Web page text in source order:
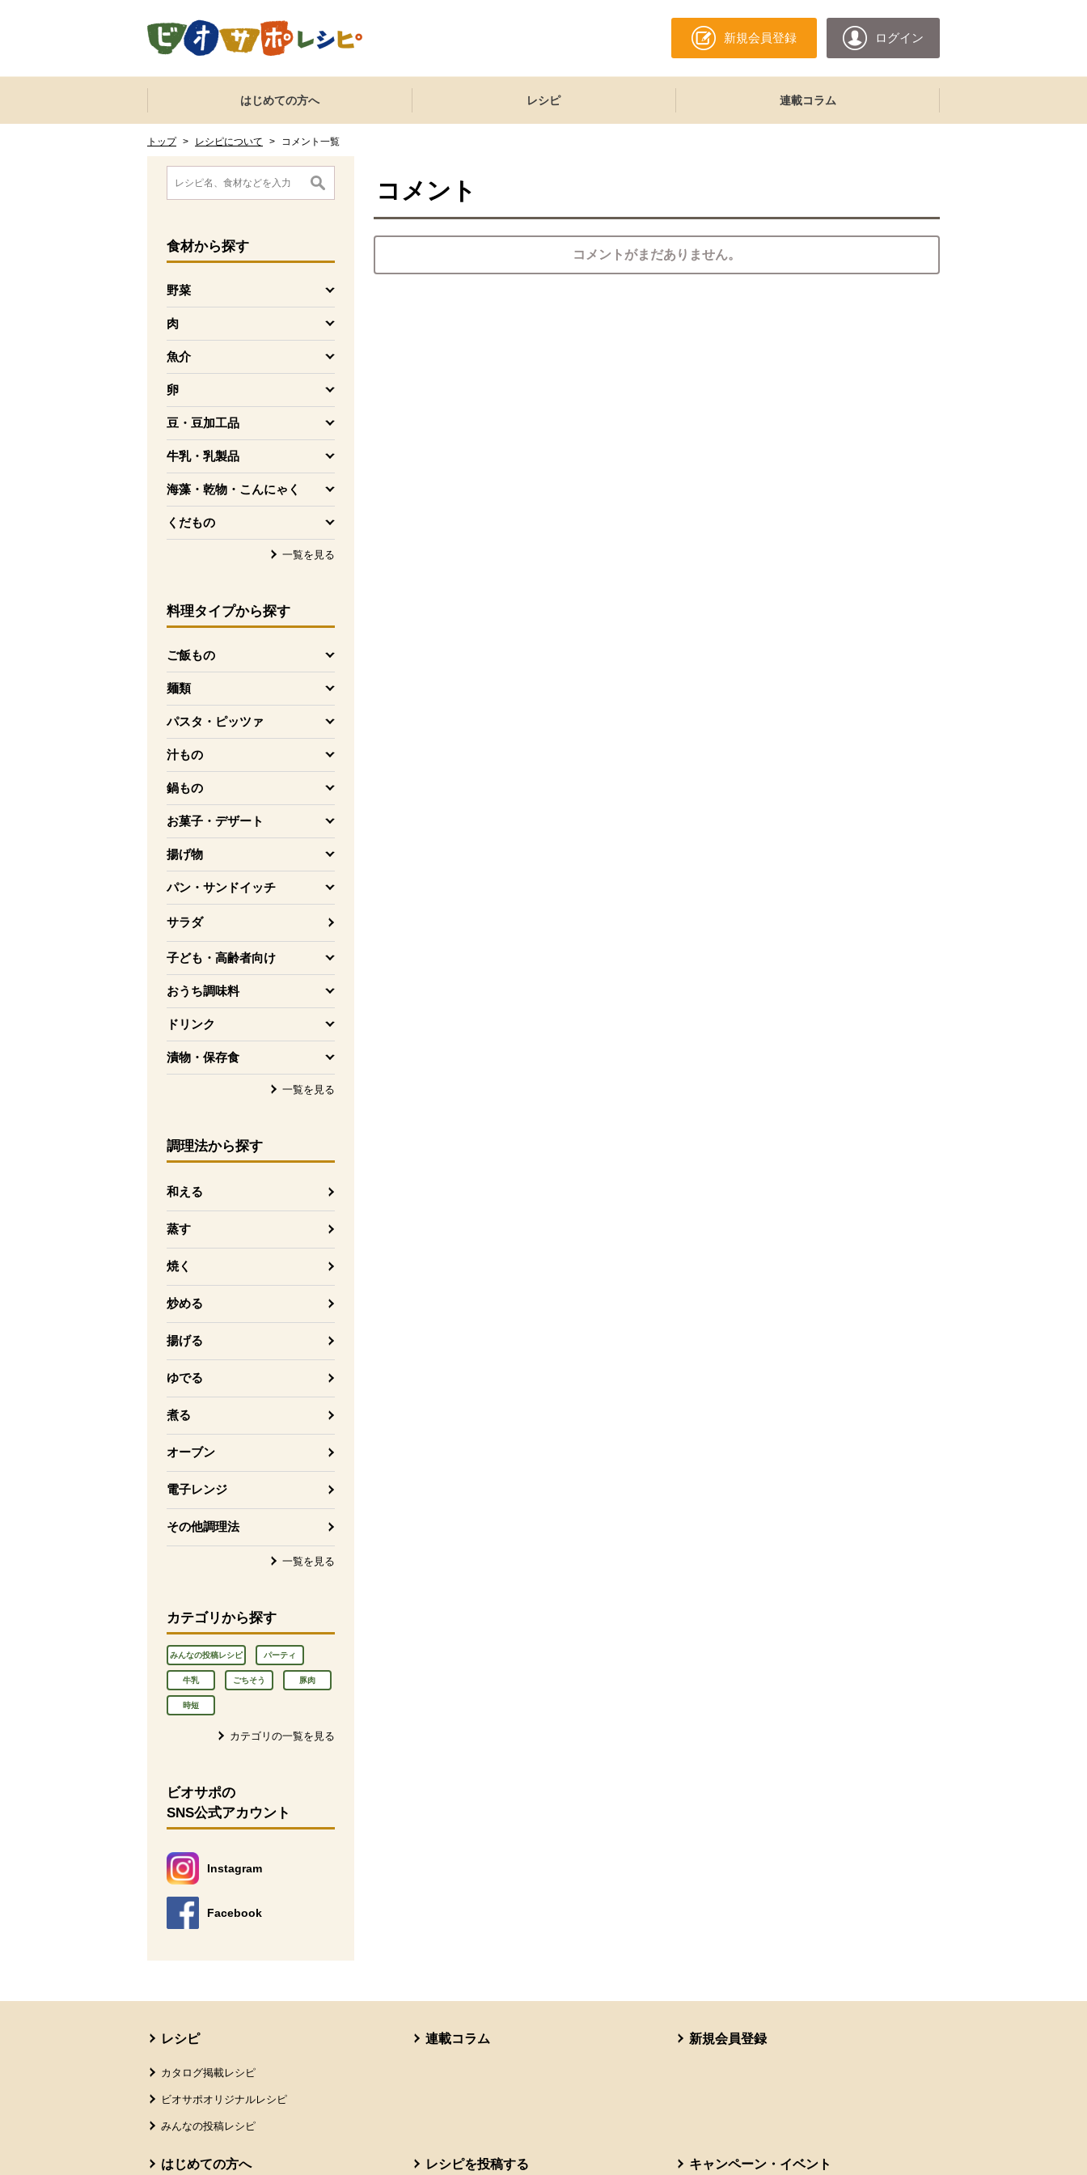
新規会員登録 ログイン
ここからサイト内共通メニューです。
サイト内共通メニューをスキップする
はじめての方へ レシピ 連載コラム
トップ > レシピについて > コメント一覧
ここから消費材検索メニューです。
食材から探す
野菜
を開く
肉
を開く
魚介
を開く
卵
を開く
豆・豆加工品
を開く
牛乳・乳製品
を開く
海藻・乾物・こんにゃく
を開く
くだもの
を開く
一覧を見る
料理タイプから探す
ご飯もの
を開く
麺類
を開く
パスタ・ピッツァ
を開く
汁もの
を開く
鍋もの
を開く
お菓子・デザート
を開く
揚げ物
を開く
パン・サンドイッチ
を開く
サラダ
子ども・高齢者向け
を開く
おうち調味料
を開く
ドリンク
を開く
漬物・保存食
を開く
一覧を見る
調理法から探す
和える
蒸す
焼く
炒める
揚げる
ゆでる
煮る
オーブン
電子レンジ
その他調理法
一覧を見る
カテゴリから探す
みんなの投稿レシピ パーティ
牛乳 ごちそう 豚肉
時短
カテゴリの一覧を見る
消費材検索メニューここまで。
ここから本文です。
ビオサポの
SNS公式アカウント
Instagram
別のウィンドウで開きます。
Facebook
別のウィンドウで開きます。
コメント
コメントがまだありません。
レシピ
カタログ掲載レシピ
ビオサポオリジナルレシピ
みんなの投稿レシピ
連載コラム 新規会員登録
はじめての方へ レシピを投稿する キャンペーン・イベント